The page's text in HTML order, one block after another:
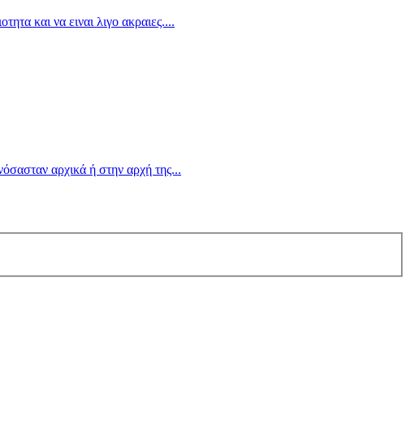
και να ειναι λιγο ακραιες....
αρχικά ή στην αρχή της...